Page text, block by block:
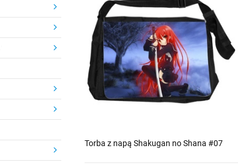
Torba z napą Shakugan no Shana #07